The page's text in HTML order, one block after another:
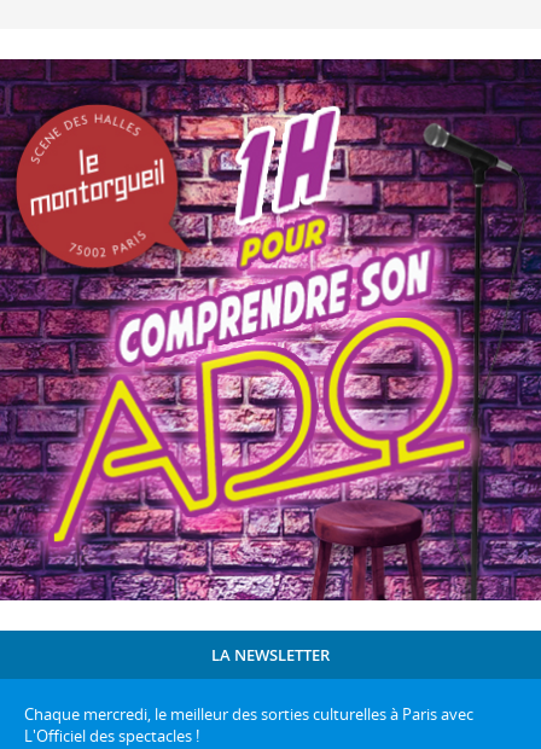
LA NEWSLETTER
Chaque mercredi, le meilleur des sorties culturelles à Paris avec
L'Officiel des spectacles !